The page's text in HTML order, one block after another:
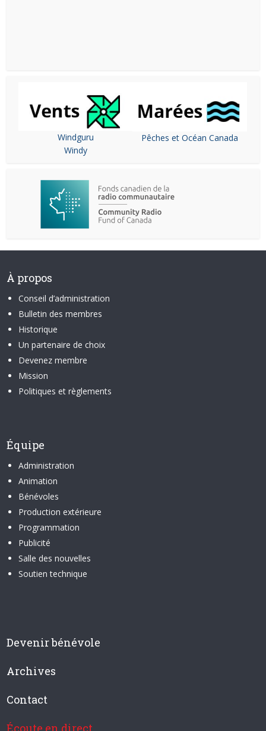
Windguru
Windy
Pêches et Océan Canada
À propos
Conseil d’administration
Bulletin des membres
Historique
Un partenaire de choix
Devenez membre
Mission
Politiques et règlements
Équipe
Administration
Animation
Bénévoles
Production extérieure
Programmation
Publicité
Salle des nouvelles
Soutien technique
Devenir bénévole
Archives
Contact